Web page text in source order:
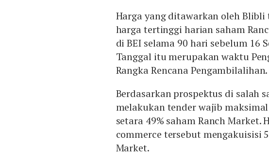
Harga yang ditawarkan oleh
harga tertinggi harian saham
di BEI selama 90 hari sebelum 16
Tanggal itu merupakan waktu
Rangka Rencana Pengambilalihan.
Berdasarkan prospektus di salah
melakukan tender wajib
setara 49% saham Ranch
commerce tersebut mengakuisisi
Market.